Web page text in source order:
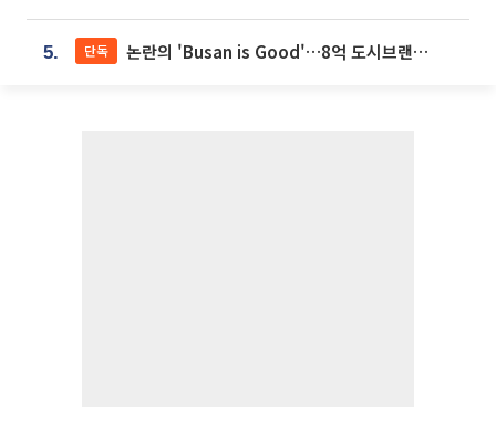
5. 단독 논란의 'Busan is Good'…8억 도시브랜드, 용산 대통령실 CI 업체가 수행